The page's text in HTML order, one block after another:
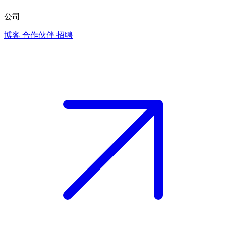
公司
博客 合作伙伴 招聘